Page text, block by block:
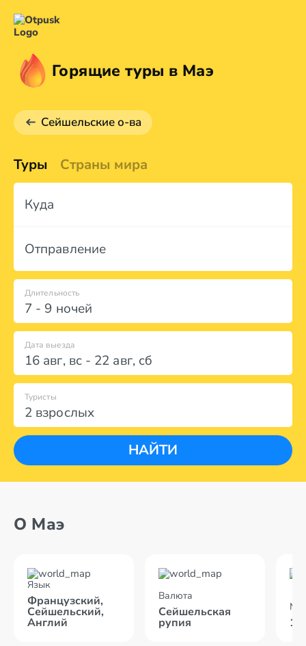
Горящие туры в Маэ
Сейшельские о-ва
Туры Страны мира
Куда
Отправление
7 - 9 ночей
Длительность
Дата выезда
16 авг, вс- 22 авг, сб
2 взрослых
Туристы
НАЙТИ
О Маэ
Язык
Французский,
Сейшельский,
Англий
Валюта
Сейшельская
рупия